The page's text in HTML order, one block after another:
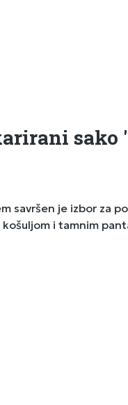
sako
savršen je izbor za
i tamnim